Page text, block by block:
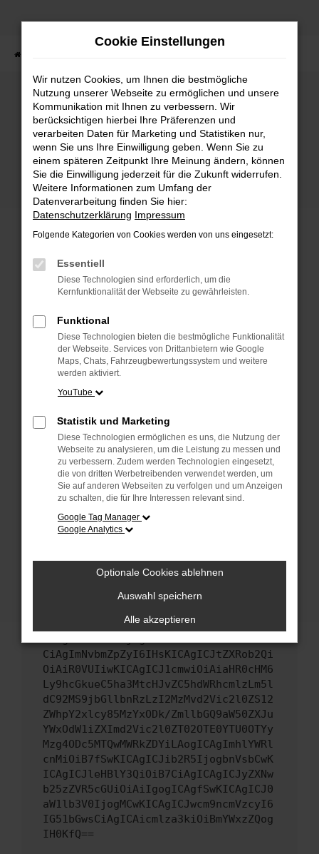
Zum
Fehler: Network Error
Beim Laden ist ein Fehler aufgetreten.
Hier sind ein paar Tipps, die dir helfen können:
Überprüfe deine Firewall und deine
Internetverbindung.
Laden andere Webseiten, zum Beispiel deine
Suchmaschine?
Prüfe deine Browsererweiterungen.
Manche Erweiterungen, wie Werbeblocker,
können das Laden bestimmter Seiten
anderen Browser oder in einem privaten
Fenster?
Starte dein Gerät neu.
Das kann manchmal helfen, vorübergehende
Probleme zu beheben.
Betriebssystem auf dem neuesten Stand
sind.
Veraltete Software birgt nicht nur ein
Sicherheitsrisiko, sondern kann auch dazu
führen, dass bestimmte Funktionen nicht mehr
unterstützt werden.
Wende dich an den Webseitenbetreiber.
hast, kontaktiere uns bitte. Wir werden
versuchen, das Problem zu beheben. Du kannst
uns diesen Text schicken, um uns bei der
Fehlersuche zu unterstützen:
ewogICJuYW1lIjogIk5ldHdvcmtFcnJvciIs
CiAgImNvbmZpZyI6IHsKICAgICJtZXRob2Qi
OiAiR0VUIiwKICAgICJ1cmwiOiAiaHR0cHM6
Ly9hcGkueC5ha3MtcHJvZC5hdWRhcmlzLm5l
dC92MS9jbGllbnRzLzI2MzMvd2Vic2l0ZS12
ZWhpY2xlcy85MzYxODk/ZmllbGQ9aW50ZXJu
YWxOdW1iZXImd2Vic2l0ZT02OTE0YTU0OTYy
Mzg4ODc5MTQwMWRkZDYiLAogICAgImhlYWRl
cnMiOiB7fSwKICAgICJib2R5IjogbnVsbCwK
ICAgICJleHBlY3QiOiB7CiAgICAgICJyZXNw
b25zZVR5cGUiOiAiIgogICAgfSwKICAgICJ0
aW1lb3V0IjogMCwKICAgICJwcm9ncmVzcyI6
IG51bGwsCiAgICAicmlza3kiOiBmYWxzZQog
IH0KfQ==
Cookie Einstellungen
Wir nutzen Cookies, um Ihnen die bestmögliche
Nutzung unserer Webseite zu ermöglichen und unsere
Kommunikation mit Ihnen zu verbessern. Wir
berücksichtigen hierbei Ihre Präferenzen und
verarbeiten Daten für Marketing und Statistiken nur,
wenn Sie uns Ihre Einwilligung geben. Wenn Sie zu
einem späteren Zeitpunkt Ihre Meinung ändern, können
Sie die Einwilligung jederzeit für die Zukunft widerrufen.
Weitere Informationen zum Umfang der
Datenverarbeitung finden Sie hier:
Datenschutzerklärung Impressum
Folgende Kategorien von Cookies werden von uns eingesetzt:
Essentiell
Diese Technologien sind erforderlich, um die
Kernfunktionalität der Webseite zu gewährleisten.
Funktional
Diese Technologien bieten die bestmögliche Funktionalität
der Webseite. Services von Drittanbietern wie Google
Maps, Chats, Fahrzeugbewertungssystem und weitere
werden aktiviert.
YouTube
Statistik und Marketing
Diese Technologien ermöglichen es uns, die Nutzung der
Webseite zu analysieren, um die Leistung zu messen und
zu verbessern. Zudem werden Technologien eingesetzt,
die von dritten Werbetreibenden verwendet werden, um
Sie auf anderen Webseiten zu verfolgen und um Anzeigen
zu schalten, die für Ihre Interessen relevant sind.
Google Tag Manager
Google Analytics
Optionale Cookies ablehnen
Auswahl speichern
Alle akzeptieren